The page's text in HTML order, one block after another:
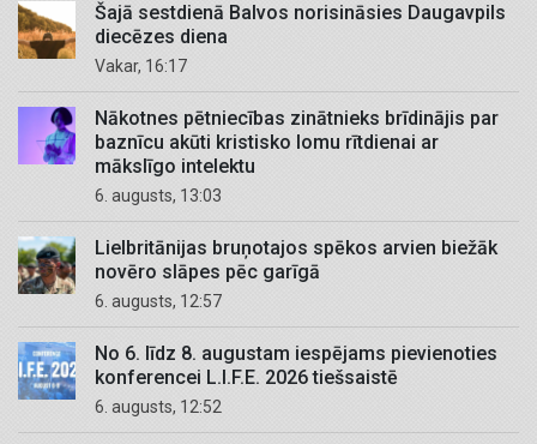
Šajā sestdienā Balvos norisināsies Daugavpils
diecēzes diena
Vakar, 16:17
Nākotnes pētniecības zinātnieks brīdinājis par
baznīcu akūti kristisko lomu rītdienai ar
mākslīgo intelektu
6. augusts, 13:03
Lielbritānijas bruņotajos spēkos arvien biežāk
novēro slāpes pēc garīgā
6. augusts, 12:57
No 6. līdz 8. augustam iespējams pievienoties
konferencei L.I.F.E. 2026 tiešsaistē
6. augusts, 12:52